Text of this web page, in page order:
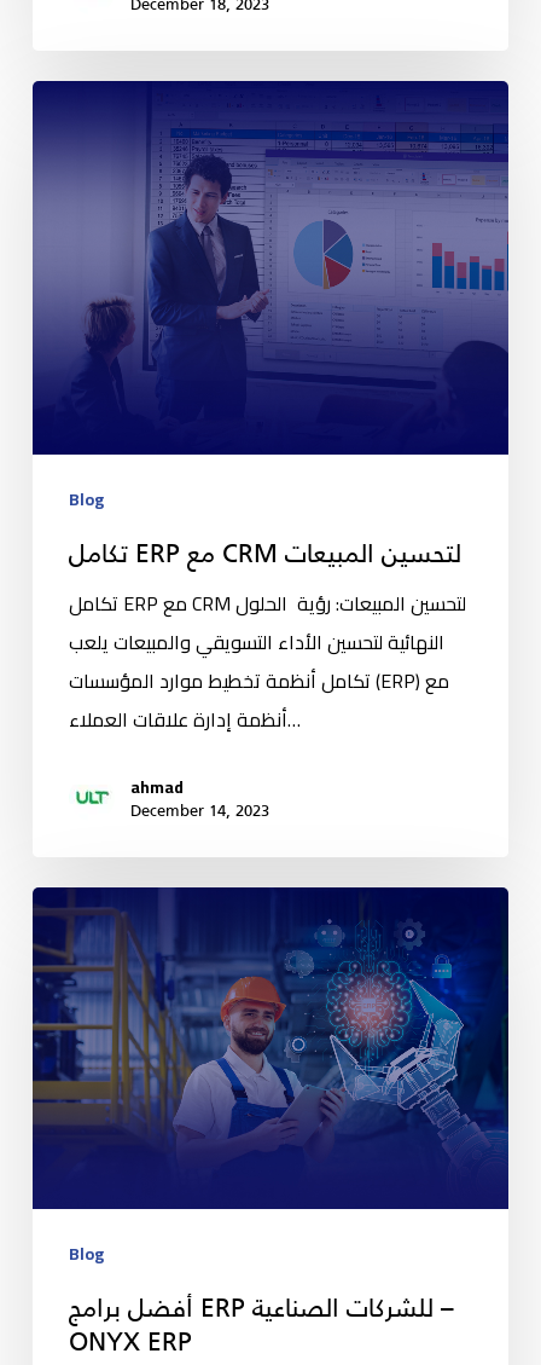
Blog
تكامل ERP مع CRM لتحسين المبيعات
تكامل ERP مع CRM لتحسين المبيعات: رؤية الحلول
النهائية لتحسين الأداء التسويقي والمبيعات يلعب
تكامل أنظمة تخطيط موارد المؤسسات (ERP) مع
أنظمة إدارة علاقات العملاء…
ahmad
December 14, 2023
Blog
أفضل برامج ERP للشركات الصناعية –
ONYX ERP